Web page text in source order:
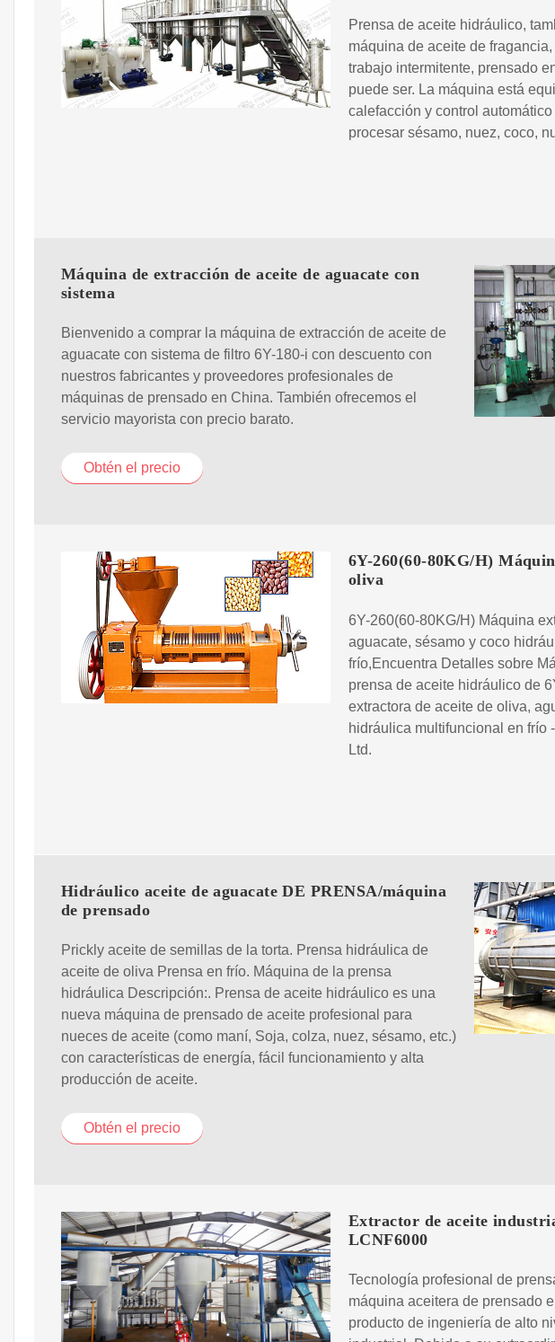
Prensa de aceite hidráulico,
máquina de aceite de
trabajo intermitente, prensado
puede ser. La máquina está
calefacción y control
procesar sésamo, nuez, coco,
Máquina de extracción de aceite de aguacate con
sistema
Bienvenido a comprar la máquina de extracción de aceite de
aguacate con sistema de filtro 6Y-180-i con descuento con
nuestros fabricantes y proveedores profesionales de
máquinas de prensado en China. También ofrecemos el
servicio mayorista con precio barato.
Obtén el precio
6Y-260(60-80KG/H)
oliva
6Y-260(60-80KG/H) Máquina
aguacate, sésamo y coco
frío,Encuentra Detalles sobre
prensa de aceite hidráulico de
extractora de aceite de oliva,
hidráulica multifuncional en frío
Ltd.
Hidráulico aceite de aguacate DE PRENSA/máquina
de prensado
Prickly aceite de semillas de la torta. Prensa hidráulica de
aceite de oliva Prensa en frío. Máquina de la prensa
hidráulica Descripción:. Prensa de aceite hidráulico es una
nueva máquina de prensado de aceite profesional para
nueces de aceite (como maní, Soja, colza, nuez, sésamo, etc.)
con características de energía, fácil funcionamiento y alta
producción de aceite.
Obtén el precio
Extractor de aceite
LCNF6000
Tecnología profesional de
máquina aceitera de prensado
producto de ingeniería de alto